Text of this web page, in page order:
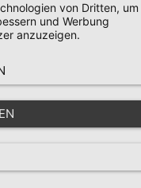
von Dritten, um
und Werbung
anzuzeigen.